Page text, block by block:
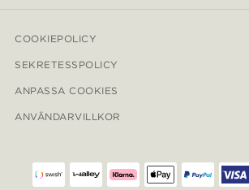
COOKIEPOLICY
SEKRETESSPOLICY
ANPASSA COOKIES
ANVÄNDARVILLKOR